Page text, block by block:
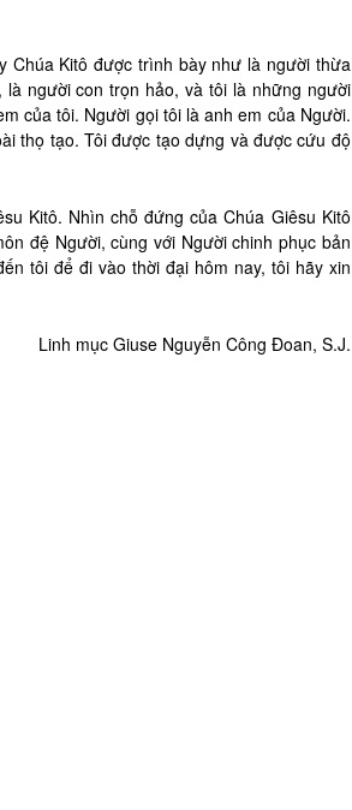
Chúa Kitô được trình bày như là người thừa
người con trọn hảo, và tôi là những người
của tôi. Người gọi tôi là anh em của Người.
thọ tạo. Tôi được tạo dựng và được cứu độ
Kitô. Nhìn chỗ đứng của Chúa Giêsu Kitô
đệ Người, cùng với Người chinh phục bản
tôi để đi vào thời đại hôm nay, tôi hãy xin
Linh mục Giuse Nguyễn Công Đoan, S.J.